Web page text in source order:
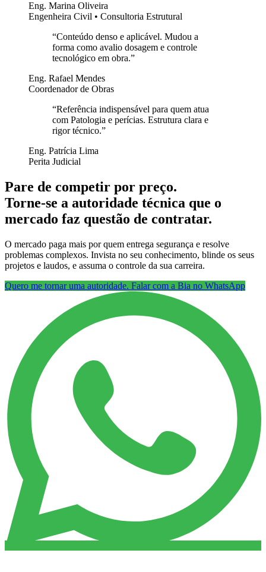
Eng. Marina Oliveira
Engenheira Civil • Consultoria Estrutural
“Conteúdo denso e aplicável. Mudou a
forma como avalio dosagem e controle
tecnológico em obra.”
Eng. Rafael Mendes
Coordenador de Obras
“Referência indispensável para quem atua
com Patologia e perícias. Estrutura clara e
rigor técnico.”
Eng. Patrícia Lima
Perita Judicial
Pare de competir por preço.
Torne-se a autoridade técnica que o
mercado faz questão de contratar.
O mercado paga mais por quem entrega segurança e resolve
problemas complexos. Invista no seu conhecimento, blinde os seus
projetos e laudos, e assuma o controle da sua carreira.
Quero me tornar uma autoridade. Falar com a Bia no WhatsApp